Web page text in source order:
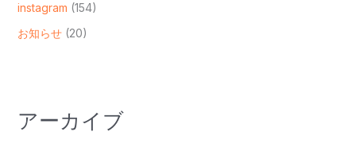
instagram (154)
お知らせ(20)
アーカイブ